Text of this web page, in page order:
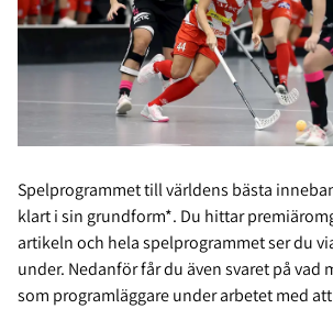
Spelprogrammet till världens bästa
klart i sin grundform*. Du hittar
artikeln och hela spelprogrammet ser du
under. Nedanför får du även svaret på vad
som programläggare under arbetet med